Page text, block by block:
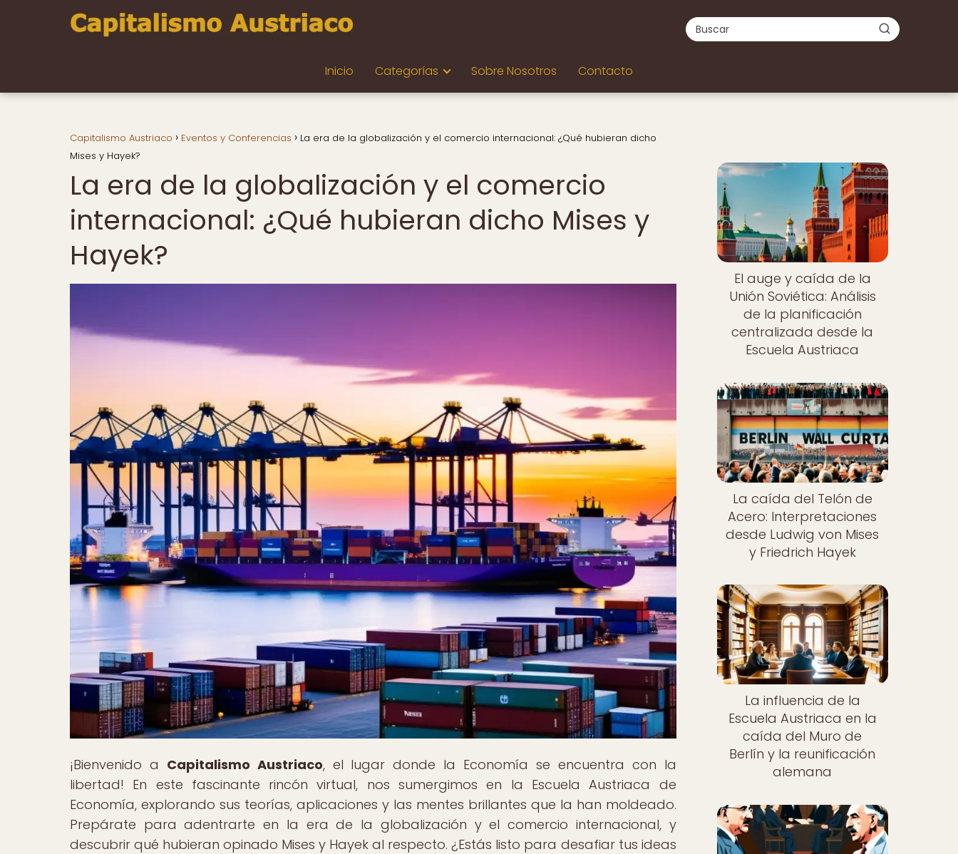
Inicio Categorías Sobre Nosotros Contacto
Capitalismo Austriaco Eventos y Conferencias
La era de la globalización y el comercio internacional: ¿Qué hubieran dicho
Mises y Hayek?
La era de la globalización y el comercio
internacional: ¿Qué hubieran dicho Mises y
Hayek?
¡Bienvenido a Capitalismo Austriaco, el lugar donde la Economía se encuentra con la
libertad! En este fascinante rincón virtual, nos sumergimos en la Escuela Austriaca de
Economía, explorando sus teorías, aplicaciones y las mentes brillantes que la han moldeado.
Prepárate para adentrarte en la era de la globalización y el comercio internacional, y
descubrir qué hubieran opinado Mises y Hayek al respecto. ¿Estás listo para desafiar tus ideas
El auge y caída de la
Unión Soviética: Análisis
de la planificación
centralizada desde la
Escuela Austriaca
La caída del Telón de
Acero: Interpretaciones
desde Ludwig von Mises
y Friedrich Hayek
La influencia de la
Escuela Austriaca en la
caída del Muro de
Berlín y la reunificación
alemana